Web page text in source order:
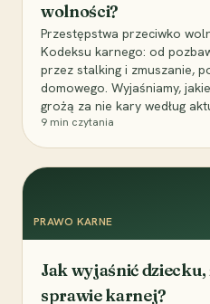
wolności?
Przestępstwa przeciwko
Kodeksu karnego: od
przez stalking i zmuszanie,
domowego. Wyjaśniamy,
grożą za nie kary według
9 min czytania
PRAWO KARNE
Jak wyjaśnić
sprawie karnej?